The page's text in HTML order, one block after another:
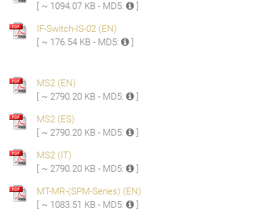
[ ~ 1094.07 KB - MD5:
]
IF-Switch-IS-02 (EN)
[ ~ 176.54 KB - MD5:
]
MS2 (EN)
[ ~ 2790.20 KB - MD5:
]
MS2 (ES)
[ ~ 2790.20 KB - MD5:
]
MS2 (IT)
[ ~ 2790.20 KB - MD5:
]
MT-MR-(SPM-Series) (EN)
[ ~ 1083.51 KB - MD5:
]